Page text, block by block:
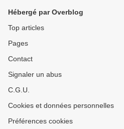
Hébergé par Overblog
Top articles
Pages
Contact
Signaler un abus
C.G.U.
Cookies et données personnelles
Préférences cookies